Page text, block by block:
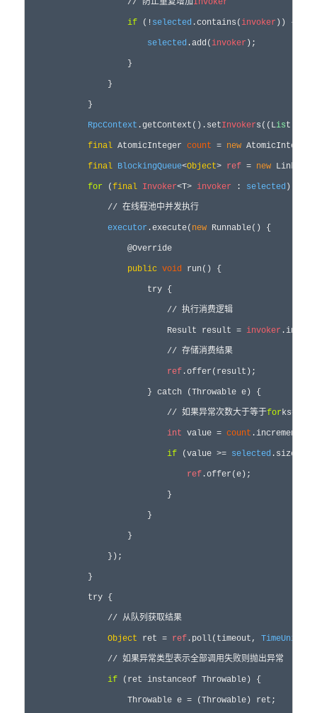
if (! selected .contains(invoker )) {
selected .add(invoker );
                    }
                }
            }
RpcContext .getContext().setInvokers((List)
final AtomicInteger count = new
final BlockingQueue<Object> ref = new Linked
for (final Invoker<T> invoker : selected ) {
                // 在线程池中并发执行
executor .execute( new Runnable() {
                    @Override
public void run() {
                        try {
                            // 执行消费逻辑
                            Result result =
invoker
                            // 存储消费结果
ref .offer(result);
                        } catch (Throwable e) {
                            // 如果异常次数大于等于
for ks参数
int value = count
if (value >= selected .size())
ref .offer(e);
                            }
                        }
                    }
                });
            }
            try {
                // 从队列获取结果
Object ret = ref .poll(timeout, TimeUnit
                // 如果异常类型表示全部调用失败则抛出异常
if (ret instanceof Throwable) {
                    Throwable e = (Throwable) ret;